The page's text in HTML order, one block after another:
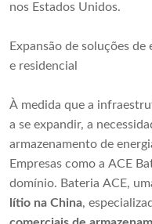
nos Estados Unidos.
Expansão de soluções
e residencial
À medida que a
a se expandir, a
armazenamento de
Empresas como a ACE
domínio. Bateria ACE,
lítio na China,